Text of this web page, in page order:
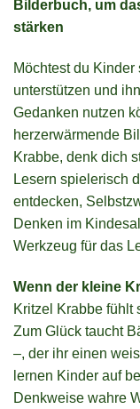
Bilderbuch, um
stärken
Möchtest du
unterstützen und
Gedanken nutzen
herzerwärmende
Krabbe, denk dich
Lesern spielerisch
entdecken,
Denken im
Werkzeug für das
Wenn der kleine
Kritzel Krabbe fühlt
Zum Glück taucht
–, der ihr einen
lernen Kinder auf
Denkweise wahre